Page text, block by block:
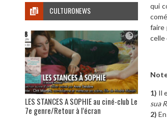
qui
faire
celle
1) Il
sua
2)
CULTURONEWS
LES STANCES A SOPHIE au ciné-club Le
7e genre/Retour à l’écran